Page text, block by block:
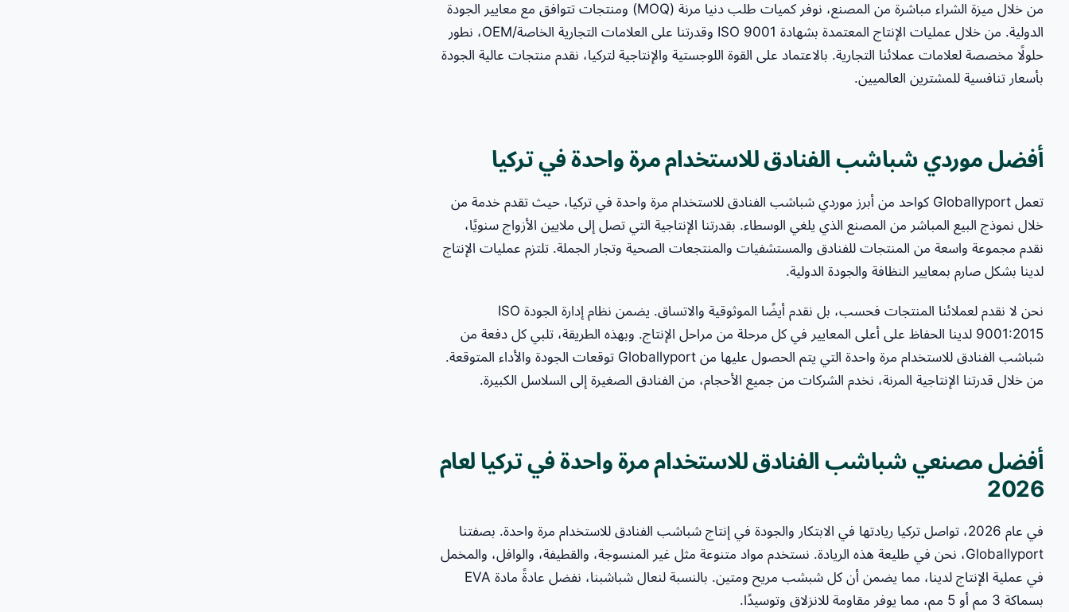
من خلال ميزة الشراء مباشرة من المصنع، نوفر كميات طلب دنيا مرنة (MOQ) ومنتجات تتوافق مع معايير الجودة
الدولية. من خلال عمليات الإنتاج المعتمدة بشهادة ISO 9001 وقدرتنا على العلامات التجارية الخاصة/OEM، نطور
حلولًا مخصصة لعلامات عملائنا التجارية. بالاعتماد على القوة اللوجستية والإنتاجية لتركيا، نقدم منتجات عالية الجودة
بأسعار تنافسية للمشترين العالميين.
أفضل موردي شباشب الفنادق للاستخدام مرة واحدة في تركيا
تعمل Globallyport كواحد من أبرز موردي شباشب الفنادق للاستخدام مرة واحدة في تركيا، حيث تقدم خدمة من
خلال نموذج البيع المباشر من المصنع الذي يلغي الوسطاء. بقدرتنا الإنتاجية التي تصل إلى ملايين الأزواج سنويًا،
نقدم مجموعة واسعة من المنتجات للفنادق والمستشفيات والمنتجعات الصحية وتجار الجملة. تلتزم عمليات الإنتاج
لدينا بشكل صارم بمعايير النظافة والجودة الدولية.
نحن لا نقدم لعملائنا المنتجات فحسب، بل نقدم أيضًا الموثوقية والاتساق. يضمن نظام إدارة الجودة ISO
9001:2015 لدينا الحفاظ على أعلى المعايير في كل مرحلة من مراحل الإنتاج. وبهذه الطريقة، تلبي كل دفعة من
شباشب الفنادق للاستخدام مرة واحدة التي يتم الحصول عليها من Globallyport توقعات الجودة والأداء المتوقعة.
من خلال قدرتنا الإنتاجية المرنة، نخدم الشركات من جميع الأحجام، من الفنادق الصغيرة إلى السلاسل الكبيرة.
أفضل مصنعي شباشب الفنادق للاستخدام مرة واحدة في تركيا لعام
2026
في عام 2026، تواصل تركيا ريادتها في الابتكار والجودة في إنتاج شباشب الفنادق للاستخدام مرة واحدة. بصفتنا
Globallyport، نحن في طليعة هذه الريادة. نستخدم مواد متنوعة مثل غير المنسوجة، والقطيفة، والوافل، والمخمل
في عملية الإنتاج لدينا، مما يضمن أن كل شبشب مريح ومتين. بالنسبة لنعال شباشبنا، نفضل عادةً مادة EVA
بسماكة 3 مم أو 5 مم، مما يوفر مقاومة للانزلاق وتوسيدًا.